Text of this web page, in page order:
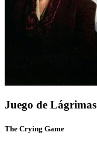
Juego de Lágrimas
The Crying Game